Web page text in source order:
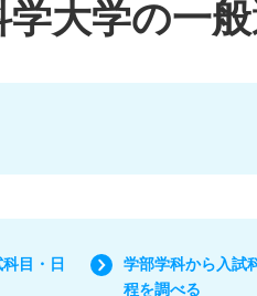
学大学の一
目・日
学部学科から入試
程を調べる